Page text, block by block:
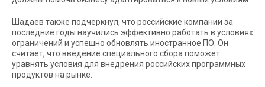
Шадаев также подчеркнул, что российские компании за
последние годы научились эффективно работать в условиях
ограничений и успешно обновлять иностранное ПО. Он
считает, что введение специального сбора поможет
уравнять условия для внедрения российских программных
продуктов на рынке.